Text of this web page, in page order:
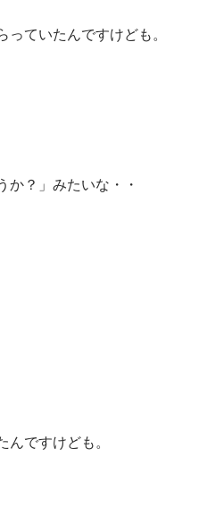
ていたんですけども。
か？」みたいな・・
ですけども。